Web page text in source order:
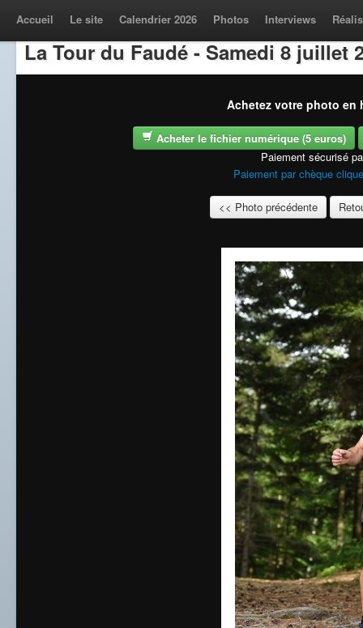
Accueil Le site Calendrier 2026 Photos Interviews
La Tour du Faudé - Samedi 8 juillet
Achetez votre photo en
Acheter le fichier numérique (5 euros)
Paiement sécurisé
Paiement par chèque
<< Photo précédente